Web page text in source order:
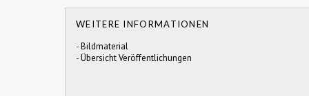
WEITERE INFORMATIONEN
-Bildmaterial
-Übersicht Veröffentlichungen